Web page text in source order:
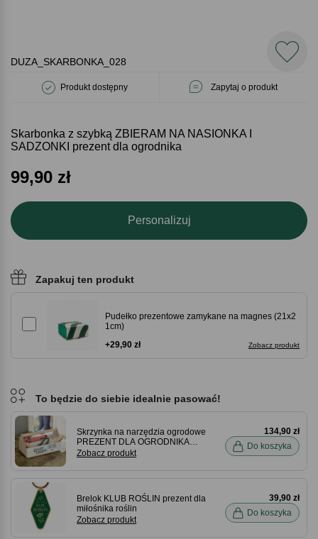
DUZA_SKARBONKA_028
Produkt dostępny Zapytaj o produkt
Skarbonka z szybką ZBIERAM NA NASIONKA I
SADZONKI prezent dla ogrodnika
99,90 zł
Personalizuj
Zapakuj ten produkt
Pudełko prezentowe zamykane na magnes (21x2
1cm)
Zobacz produkt
+29,90 zł
To będzie do siebie idealnie pasować!
Skrzynka na narzędzia ogrodowe
PREZENT DLA OGRODNIKA
AMATORA
Zobacz produkt
134,90 zł
Do koszyka
Brelok KLUB ROŚLIN prezent dla
miłośnika roślin
Zobacz produkt
39,90 zł
Do koszyka